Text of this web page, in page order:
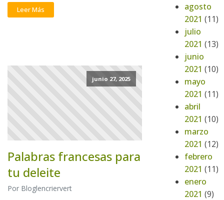
Leer Más
junio 27, 2025
Palabras francesas para
tu deleite
Por Bloglencriervert
agosto
2021 (11)
julio
2021 (13)
junio
2021 (10)
mayo
2021 (11)
abril
2021 (10)
marzo
2021 (12)
febrero
2021 (11)
enero
2021 (9)